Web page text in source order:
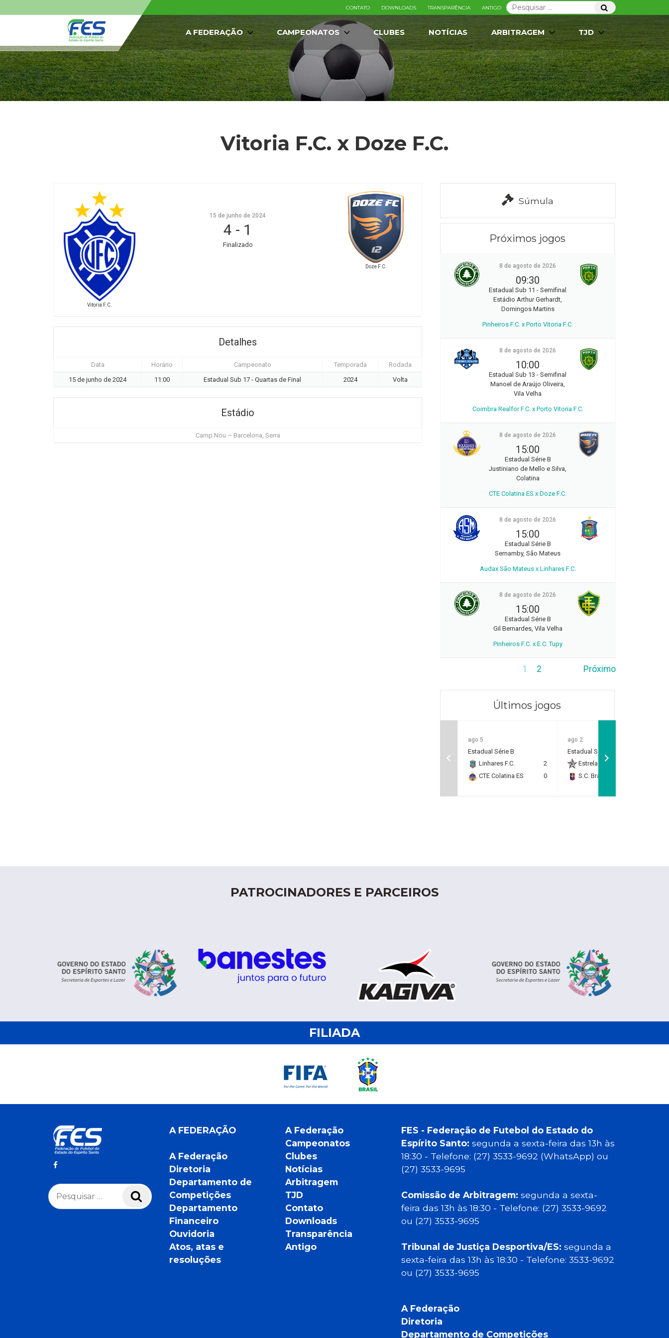
Pesquisar
por:
Pesquisar
CONTATO DOWNLOADS TRANSPARÊNCIA ANTIGO
A FEDERAÇÃO CAMPEONATOS CLUBES NOTÍCIAS ARBITRAGEM TJD
Vitoria F.C. x Doze F.C.
Vitoria F.C.
Doze F.C.
15 de junho de 2024
4 - 1
Finalizado
Detalhes
Data Horário Campeonato Temporada
Rodada
15 de junho de 2024
11:00 Estadual Sub 17 - Quartas de Final 2024 Volta
Estádio
Camp Nou – Barcelona, Serra
Súmula
Próximos jogos
8 de agosto de 2026
09:30
Estadual Sub 11 - Semifinal
Estádio Arthur Gerhardt,
Domingos Martins
Pinheiros F.C. x Porto Vitoria F.C.
8 de agosto de 2026
10:00
Estadual Sub 13 - Semifinal
Manoel de Araújo Oliveira,
Vila Velha
Coimbra Realfor F.C. x Porto Vitoria F.C.
8 de agosto de 2026
15:00
Estadual Série B
Justiniano de Mello e Silva,
Colatina
CTE Colatina ES x Doze F.C.
8 de agosto de 2026
15:00
Estadual Série B
Sernamby, São Mateus
Audax São Mateus x Linhares F.C.
8 de agosto de 2026
15:00
Estadual Série B
Gil Bernardes, Vila Velha
Pinheiros F.C. x E.C. Tupy
1 2 Próximo
Últimos jogos
ago 5
Estadual Série B
Linhares F.C.
2
CTE Colatina ES
0
ago 2
Estadual Série B
Estrela do Norte F.C.
S.C. Brasil Capixaba
PATROCINADORES E PARCEIROS
FILIADA
Pesquisar
por:
Pesquisar
A FEDERAÇÃO
A Federação
Diretoria
Departamento de
Competições
Departamento
Financeiro
Ouvidoria
Atos, atas e
resoluções
A Federação
Campeonatos
Clubes
Notícias
Arbitragem
TJD
Contato
Downloads
Transparência
Antigo
FES - Federação de Futebol do Estado do
Espírito Santo: segunda a sexta-feira das 13h às
18:30 - Telefone: (27) 3533-9692 (WhatsApp) ou
(27) 3533-9695
Comissão de Arbitragem: segunda a sexta-
feira das 13h às 18:30 - Telefone: (27) 3533-9692
ou (27) 3533-9695
Tribunal de Justiça Desportiva/ES: segunda a
sexta-feira das 13h às 18:30 - Telefone: 3533-9692
ou (27) 3533-9695
A Federação
Diretoria
Departamento de Competições